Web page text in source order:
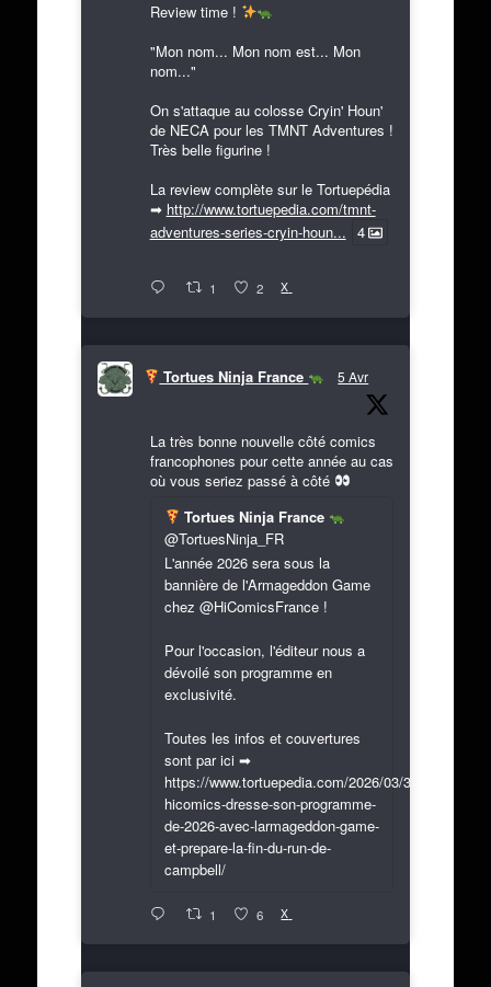
Review time !
"Mon nom... Mon nom est... Mon
nom..."
On s'attaque au colosse Cryin' Houn'
de NECA pour les TMNT Adventures !
Très belle figurine !
La review complète sur le Tortuepédia
➡ http://www.tortuepedia.com/tmnt-
adventures-series-cryin-houn... 4
1 2 X
Tortues Ninja France 5 Avr
La très bonne nouvelle côté comics
francophones pour cette année au cas
où vous seriez passé à côté
Tortues Ninja France
@TortuesNinja_FR
L'année 2026 sera sous la
bannière de l'Armageddon Game
chez @HiComicsFrance !
Pour l'occasion, l'éditeur nous a
dévoilé son programme en
exclusivité.
Toutes les infos et couvertures
sont par ici ➡
https://www.tortuepedia.com/2026/03/31/exclusif-
hicomics-dresse-son-programme-
de-2026-avec-larmageddon-game-
et-prepare-la-fin-du-run-de-
campbell/
1 6 X